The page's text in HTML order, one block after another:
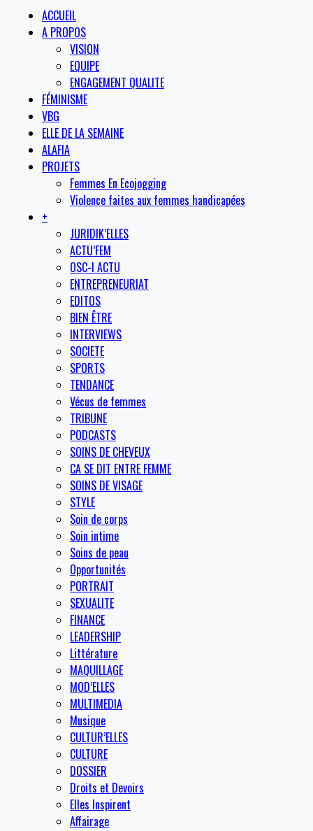
ACCUEIL
A PROPOS
VISION
EQUIPE
ENGAGEMENT QUALITE
FÉMINISME
VBG
ELLE DE LA SEMAINE
ALAFIA
PROJETS
Femmes En Ecojogging
Violence faites aux femmes handicapées
+
JURIDIK’ELLES
ACTU’FEM
OSC-I ACTU
ENTREPRENEURIAT
EDITOS
BIEN ÊTRE
INTERVIEWS
SOCIETE
SPORTS
TENDANCE
Vécus de femmes
TRIBUNE
PODCASTS
SOINS DE CHEVEUX
CA SE DIT ENTRE FEMME
SOINS DE VISAGE
STYLE
Soin de corps
Soin intime
Soins de peau
Opportunités
PORTRAIT
SEXUALITE
FINANCE
LEADERSHIP
Littérature
MAQUILLAGE
MOD’ELLES
MULTIMEDIA
Musique
CULTUR’ELLES
CULTURE
DOSSIER
Droits et Devoirs
Elles Inspirent
Affairage